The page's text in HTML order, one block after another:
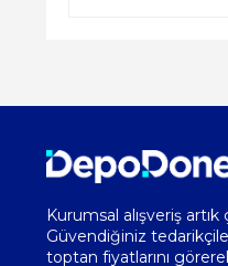
Kurumsal alışveriş artık
Güvendiğiniz
toptan fiyatlarını